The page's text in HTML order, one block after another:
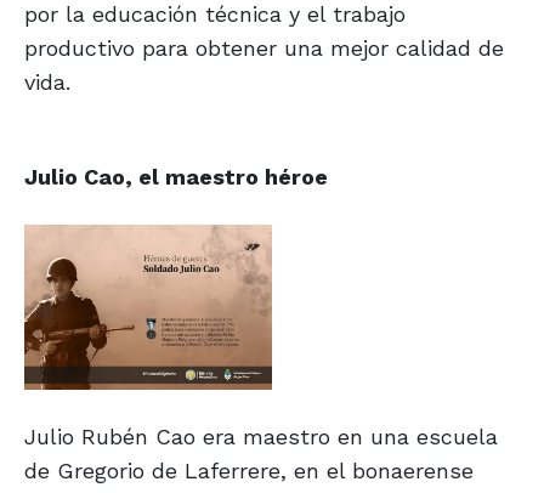
por la educación técnica y el trabajo
productivo para obtener una mejor calidad de
vida.
Julio Cao, el maestro héroe
Julio Rubén Cao era maestro en una escuela
de Gregorio de Laferrere, en el bonaerense